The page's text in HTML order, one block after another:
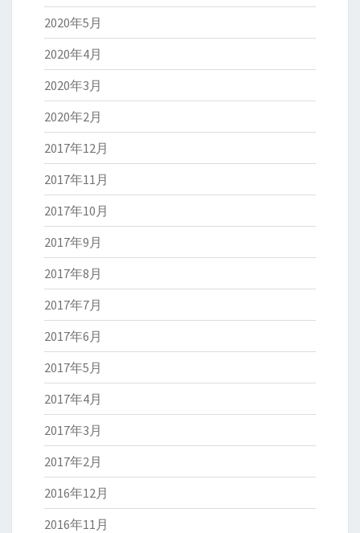
2020年5月
2020年4月
2020年3月
2020年2月
2017年12月
2017年11月
2017年10月
2017年9月
2017年8月
2017年7月
2017年6月
2017年5月
2017年4月
2017年3月
2017年2月
2016年12月
2016年11月